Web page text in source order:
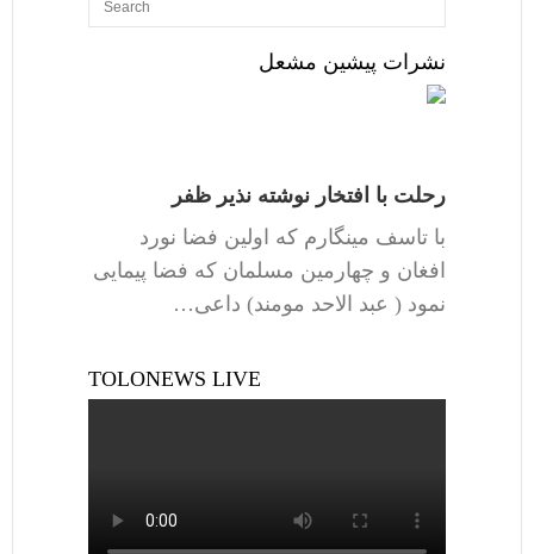
نشرات پیشین مشعل
رحلت با افتخار نوشته نذیر ظفر
با تاسف مینگارم که اولین فضا نورد
افغان و چهارمین مسلمان که فضا پیمایی
نمود ( عبد الاحد مومند) داعی…
TOLONEWS LIVE